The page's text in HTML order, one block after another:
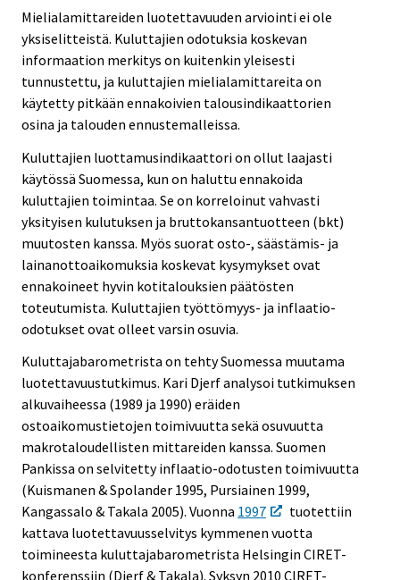
Mielialamittareiden luotettavuuden arviointi ei ole
yksiselitteistä. Kuluttajien odotuksia koskevan
informaation merkitys on kuitenkin yleisesti
tunnustettu, ja kuluttajien mielialamittareita on
käytetty pitkään ennakoivien talousindikaattorien
osina ja talouden ennustemalleissa.
Kuluttajien luottamusindikaattori on ollut laajasti
käytössä Suomessa, kun on haluttu ennakoida
kuluttajien toimintaa. Se on korreloinut vahvasti
yksityisen kulutuksen ja bruttokansantuotteen (bkt)
muutosten kanssa. Myös suorat osto-, säästämis- ja
lainanottoaikomuksia koskevat kysymykset ovat
ennakoineet hyvin kotitalouksien päätösten
toteutumista. Kuluttajien työttömyys- ja inflaatio-
odotukset ovat olleet varsin osuvia.
Kuluttajabarometrista on tehty Suomessa muutama
luotettavuustutkimus. Kari Djerf analysoi tutkimuksen
alkuvaiheessa (1989 ja 1990) eräiden
ostoaikomustietojen toimivuutta sekä osuvuutta
makrotaloudellisten mittareiden kanssa. Suomen
Pankissa on selvitetty inflaatio-odotusten toimivuutta
(Kuismanen & Spolander 1995, Pursiainen 1999,
Kangassalo & Takala 2005). Vuonna 1997
tuotettiin
kattava luotettavuusselvitys kymmenen vuotta
toimineesta kuluttajabarometrista Helsingin CIRET-
konferenssiin (Djerf & Takala). Syksyn 2010 CIRET-